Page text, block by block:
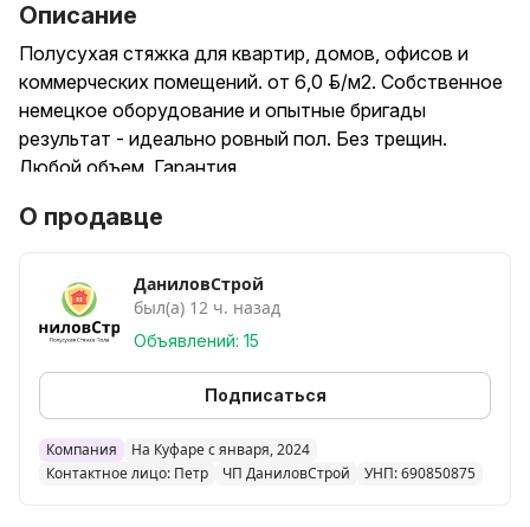
Описание
Полусухая стяжка для квартир, домов, офисов и
коммерческих помещений. от 6,0 руб./м2. Собственное
немецкое оборудование и опытные бригады
результат - идеально ровный пол. Без трещин.
Любой объем. Гарантия.
Пожалуйста, звоните, на сообщения не всегда могу
Теги: стяжка пола, полусухая стяжка пола, ремонт
пола, стяжка, стяжечные работы, ровный пол,
заливка пола, стяжка пола в квартире, стяжка пола
Витебск, стяжка пола Минск, услуги стяжка пола,
цементная стяжка, стяжка пола в доме,
выравнивание пола, стяжка под ключ, сделать
стяжку пола, услуги стяжки пола, цена стяжки пола,
О продавце
ДаниловСтрой
был(а) 12 ч. назад
Объявлений: 15
Подписаться
Компания
На Куфаре с января, 2024
Контактное лицо: Петр
ЧП ДаниловСтрой УНП: 690850875